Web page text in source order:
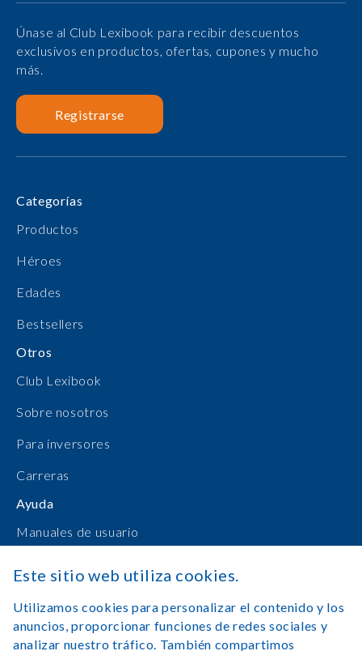
Únase al Club Lexibook para recibir descuentos
exclusivos en productos, ofertas, cupones y mucho
más.
Registrarse
Categorías
Productos
Héroes
Edades
Bestsellers
Otros
Club Lexibook
Sobre nosotros
Para inversores
Carreras
Ayuda
Manuales de usuario
Registrarse
Este sitio web utiliza cookies.
Utilizamos cookies para personalizar el contenido y los
anuncios, proporcionar funciones de redes sociales y
analizar nuestro tráfico. También compartimos